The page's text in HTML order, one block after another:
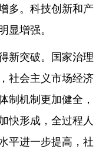
多。科技创新和产
显增强。
突破。国家治理
社会主义市场经济
制机制更加健全，
快形成，全过程人
平进一步提高，社